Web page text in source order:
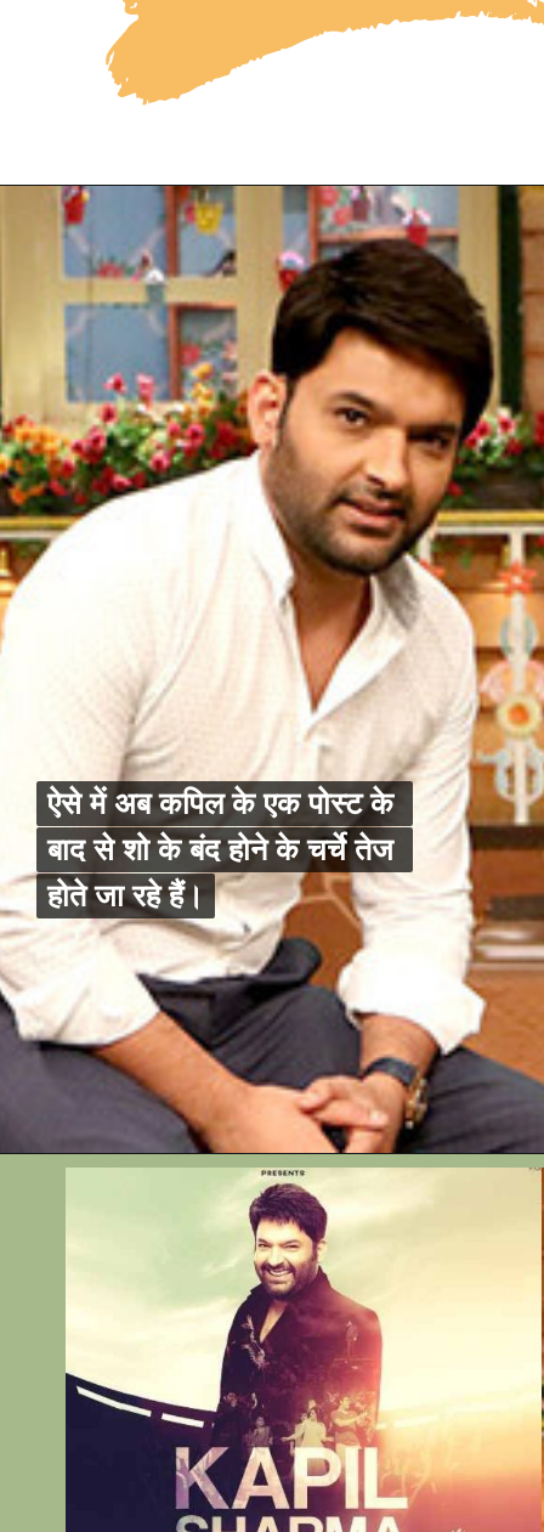
ऐसे में अब कपिल के एक पोस्ट के
बाद से शो के बंद होने के चर्चे तेज
होते जा रहे हैं।
ऐसे में अब कपिल के एक पोस्ट के
बाद से शो के बंद होने के चर्चे तेज
होते जा रहे हैं।